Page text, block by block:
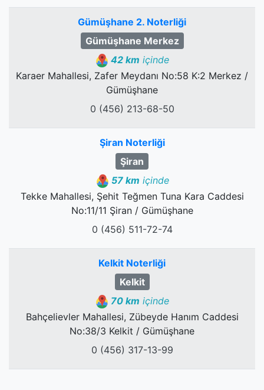
Gümüşhane 2. Noterliği
Gümüşhane Merkez
42 km içinde
Karaer Mahallesi, Zafer Meydanı No:58 K:2 Merkez /
Gümüşhane
0 (456) 213-68-50
Şiran Noterliği
Şiran
57 km içinde
Tekke Mahallesi, Şehit Teğmen Tuna Kara Caddesi
No:11/11 Şiran / Gümüşhane
0 (456) 511-72-74
Kelkit Noterliği
Kelkit
70 km içinde
Bahçelievler Mahallesi, Zübeyde Hanım Caddesi
No:38/3 Kelkit / Gümüşhane
0 (456) 317-13-99